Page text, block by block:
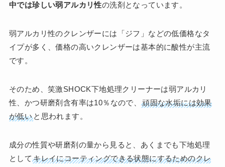
中では珍しい弱アルカリ性の洗剤となっています。
弱アルカリ性のクレンザーには「ジフ」などの低価格なタ
イプが多く、価格の高いクレンザーは基本的に酸性が主流
です。
そのため、笑激SHOCK下地処理クリーナーは弱アルカリ
性、かつ研磨剤含有率は10％なので、頑固な水垢には効果
が低い と思われます。
成分の性質や研磨剤の量から見ると、あくまでも下地処理
としてキレイにコーティングできる状態にするためのクレ